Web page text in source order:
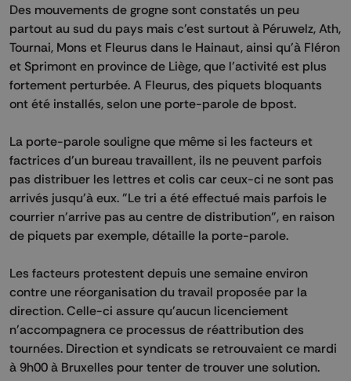
Des mouvements de grogne sont constatés un peu
partout au sud du pays mais c'est surtout à Péruwelz, Ath,
Tournai, Mons et Fleurus dans le Hainaut, ainsi qu'à Fléron
et Sprimont en province de Liège, que l'activité est plus
fortement perturbée. A Fleurus, des piquets bloquants
ont été installés, selon une porte-parole de bpost.
La porte-parole souligne que même si les facteurs et
factrices d'un bureau travaillent, ils ne peuvent parfois
pas distribuer les lettres et colis car ceux-ci ne sont pas
arrivés jusqu'à eux. "Le tri a été effectué mais parfois le
courrier n'arrive pas au centre de distribution", en raison
de piquets par exemple, détaille la porte-parole.
Les facteurs protestent depuis une semaine environ
contre une réorganisation du travail proposée par la
direction. Celle-ci assure qu'aucun licenciement
n'accompagnera ce processus de réattribution des
tournées. Direction et syndicats se retrouvaient ce mardi
à 9h00 à Bruxelles pour tenter de trouver une solution.